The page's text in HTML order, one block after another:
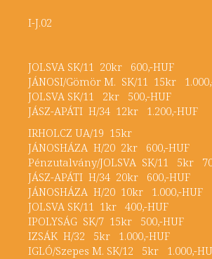
I-J.02
JOLSVA SK/11 20kr 600,-HUF
JÁNOSI/Gömör M. SK/11 15kr
JOLSVA SK/11 2kr 500,-HUF
JÁSZ-APÁTI H/34 12kr 1.200,-HUF
IRHOLCZ UA/19 15kr
JÁNOSHÁZA H/20 2kr 600,-HUF
Pénzutalvány/JOLSVA SK/11 5kr
JÁSZ-APÁTI H/34 20kr 600,-HUF
JÁNOSHÁZA H/20 10kr 1.000,-HUF
JOLSVA SK/11 1kr 400,-HUF
IPOLYSÁG SK/7 15kr 500,-HUF
IZSÁK H/32 5kr 1.000,-HUF
IGLÓ/Szepes M. SK/12 5kr 1.000,-